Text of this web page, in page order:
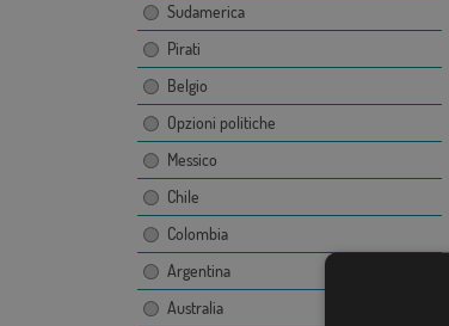
Sudamerica
Pirati
Belgio
Opzioni politiche
Messico
Chile
Colombia
Argentina
Australia